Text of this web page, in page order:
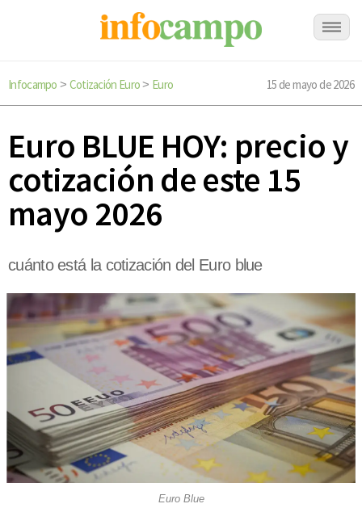
Infocampo > Cotización Euro> Euro 15 de mayo de 2026
Euro BLUE HOY: precio y
cotización de este 15
mayo 2026
cuánto está la cotización del Euro blue
Euro Blue